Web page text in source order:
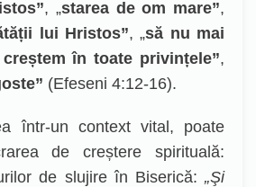
, „starea de om mare”,
lui Hristos”, „să nu mai
în toate privințele”,
(Efeseni 4:12-16).
într-un context vital, poate
de creștere spirituală:
de slujire în Biserică: „Şi